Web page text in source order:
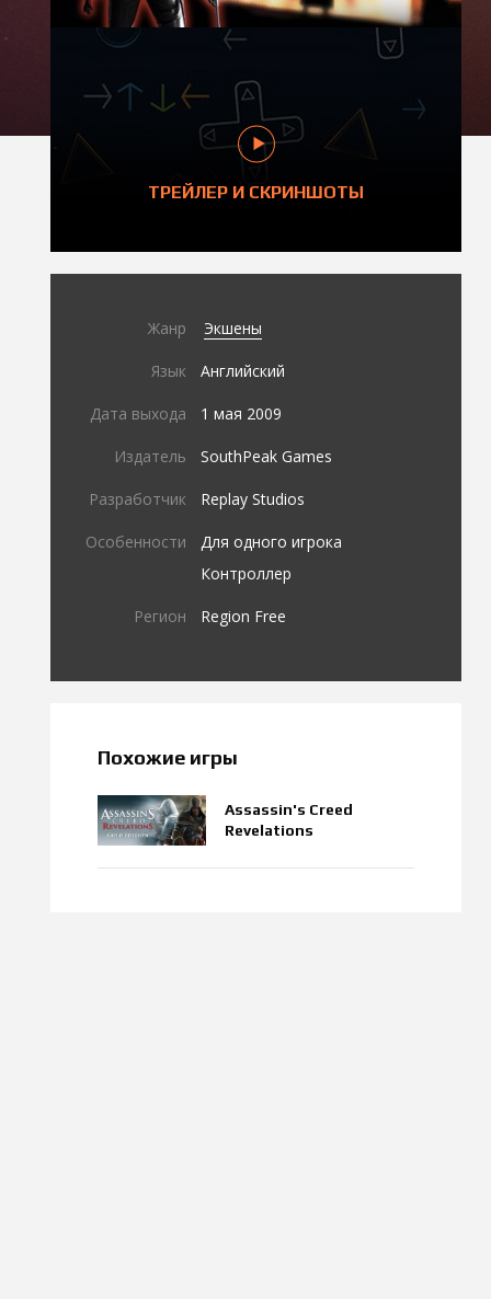
ТРЕЙЛЕР И СКРИНШОТЫ
Жанр Экшены
Язык Английский
Дата выхода 1 мая 2009
Издатель SouthPeak Games
Разработчик Replay Studios
Особенности
Для одного игрока
Контроллер
Регион Region Free
Похожие игры
Assassin's Creed
Revelations